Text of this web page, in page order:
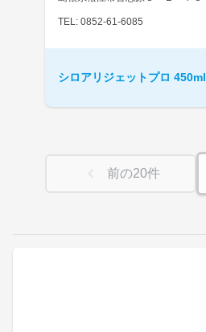
TEL: 0852-61-6085
シロアリジェットプロ 450ml
前の20件